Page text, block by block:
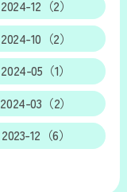
2024-12（2）
2024-10（2）
2024-05（1）
2024-03（2）
2023-12（6）